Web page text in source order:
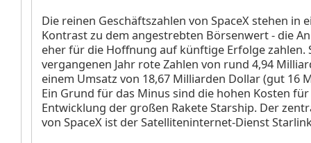
Die reinen Geschäftszahlen von SpaceX stehen in
Kontrast zu dem angestrebten Börsenwert - die
eher für die Hoffnung auf künftige Erfolge zahlen.
vergangenen Jahr rote Zahlen von rund 4,94
einem Umsatz von 18,67 Milliarden Dollar (gut 16
Ein Grund für das Minus sind die hohen Kosten
Entwicklung der großen Rakete Starship. Der
von SpaceX ist der Satelliteninternet-Dienst